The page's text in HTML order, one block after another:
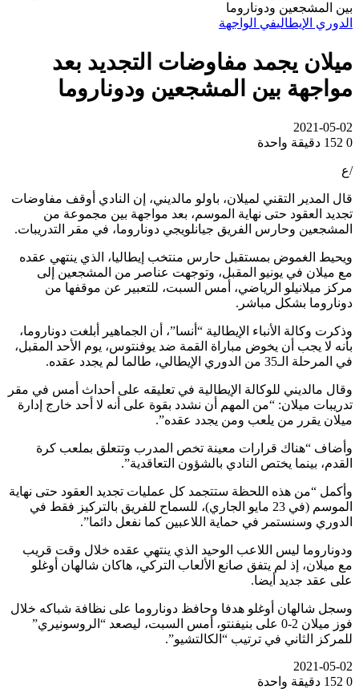
بين المشجعين ودوناروما
الدوري الإيطاليفي الواجهة
ميلان يجمد مفاوضات التجديد بعد
مواجهة بين المشجعين ودوناروما
2021-05-02
0
دقيقة واحدة
/ع
قال المدير التقني لميلان، باولو مالديني، إن النادي أوقف مفاوضات
تجديد العقود حتى نهاية الموسم، بعد مواجهة بين مجموعة من
المشجعين وحارس الفريق جيانلويجي دوناروما، في مقر التدريبات.
ويحيط الغموض بمستقبل حارس منتخب إيطاليا، الذي ينتهي عقده
مع ميلان في يونيو المقبل، وتوجهت عناصر من المشجعين إلى
مركز ميلانيلو الرياضي، أمس السبت، للتعبير عن موقفها من
دوناروما بشكل مباشر.
وذكرت وكالة الأنباء الإيطالية “أنسا”، أن الجماهير أبلغت دوناروما،
بأنه لا يجب أن يخوض مباراة القمة ضد يوفنتوس، يوم الأحد المقبل،
في المرحلة الـ35 من الدوري الإيطالي، طالما لم يجدد عقده.
وقال مالديني للوكالة الإيطالية في تعليقه على أحداث أمس في مقر
تدريبات ميلان: “من المهم أن نشدد بقوة على أنه لا أحد خارج إدارة
ميلان يقرر من يلعب ومن يجدد عقده”.
وأضاف “هناك قرارات معينة تخص المدرب وتتعلق بملعب كرة
القدم، بينما يختص النادي بالشؤون التعاقدية”.
وأكمل “من هذه اللحظة ستتجمد كل عمليات تجديد العقود حتى نهاية
الموسم (في 23 مايو الجاري)، للسماح للفريق بالتركيز فقط في
الدوري وسنستمر في حماية اللاعبين كما نفعل دائما”.
ودوناروما ليس اللاعب الوحيد الذي ينتهي عقده خلال وقت قريب
مع ميلان، إذ لم يتفق صانع الألعاب التركي، هاكان شالهان أوغلو
على عقد جديد أيضا.
وسجل شالهان أوغلو هدفا وحافظ دوناروما على نظافة شباكه خلال
فوز ميلان 2-0 على بنيفنتو، أمس السبت، ليصعد “الروسونيري”
للمركز الثاني في ترتيب “الكالتشيو”.
2021-05-02
0
دقيقة واحدة